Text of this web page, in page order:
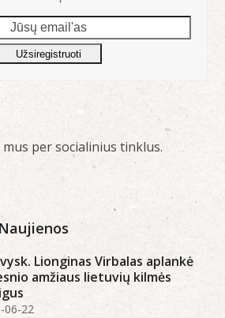
Užsiregistruoti
per socialinius tinklus.
Lionginas Virbalas aplankė
amžiaus lietuvių kilmės
06-22